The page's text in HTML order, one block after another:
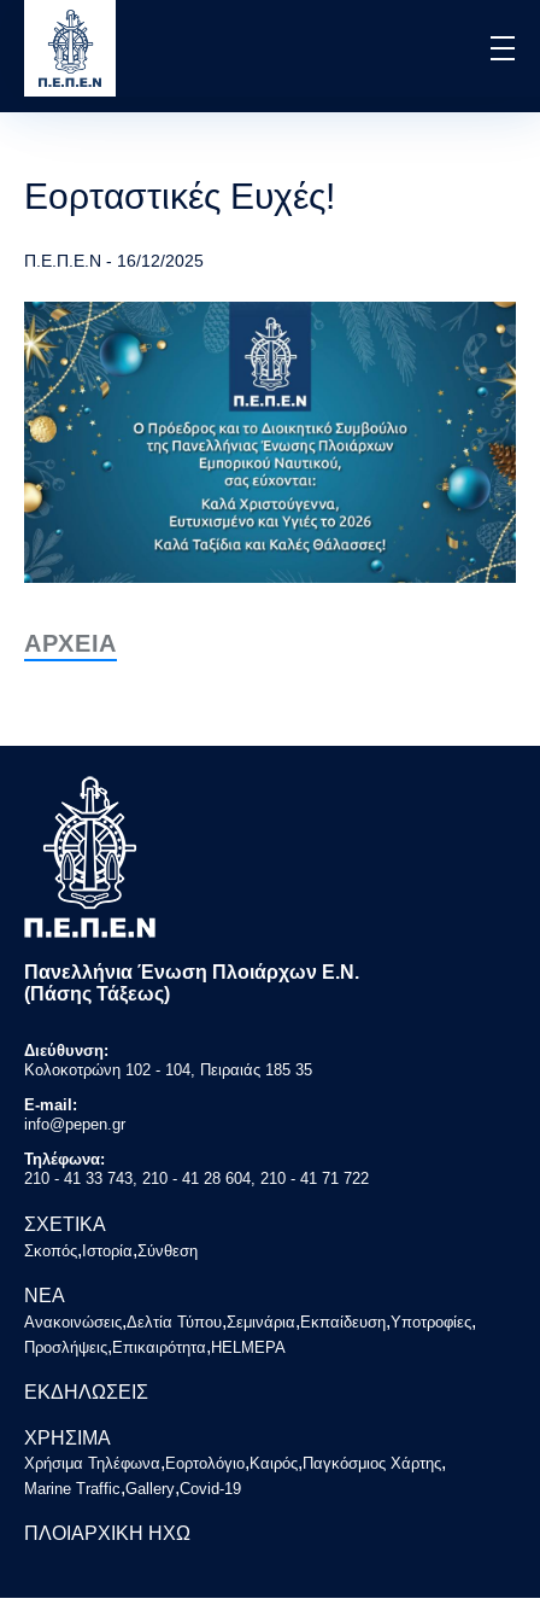
content
Εορταστικές Ευχές!
Π.Ε.Π.Ε.Ν - 16/12/2025
ΑΡΧΕΙΑ
Πανελλήνια Ένωση Πλοιάρχων Ε.Ν.
(Πάσης Τάξεως)
Διεύθυνση:
Κολοκοτρώνη 102 - 104, Πειραιάς 185 35
E-mail:
info@pepen.gr
Τηλέφωνα:
210 - 41 33 743, 210 - 41 28 604, 210 - 41 71 722
ΣΧΕΤΙΚΑ
Σκοπός, Ιστορία,Σύνθεση
ΝΕΑ
Ανακοινώσεις,Δελτία Τύπου,Σεμινάρια, Εκπαίδευση,Υποτροφίες,
Προσλήψεις,Επικαιρότητα,HELMEPA
ΕΚΔΗΛΩΣΕΙΣ
ΧΡΗΣΙΜΑ
Χρήσιμα Τηλέφωνα, Εορτολόγιο, Καιρός, Παγκόσμιος Χάρτης,
Marine Traffic,Gallery,Covid-19
ΠΛΟΙΑΡΧΙΚΗ ΗΧΩ